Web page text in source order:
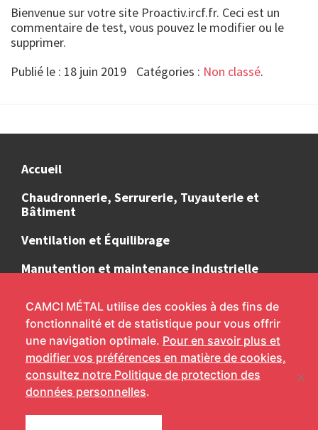
Bienvenue sur votre site Proactiv.ircf.fr. Ceci est un
commentaire de test, vous pouvez le modifier ou le
supprimer.
Publié le : 18 juin 2019
Catégories : Non classé.
Accueil
Chaudronnerie, Serrurerie, Tuyauterie et
Bâtiment
Ventilation et Équilibrage
Manutention et maintenance industrielle
Moyens à disposition
Contact
CAMCI MÉTAL production et services - 19 impasse de
CAMCI MÉTAL utilise des cookies à des fins de
fonctionnalité et de statistique pour vous offrir
une navigation optimale. Pour en savoir plus et
modifier vos préférences en matière de cookies,
consultez notre Politique de protection des
données personnelles.